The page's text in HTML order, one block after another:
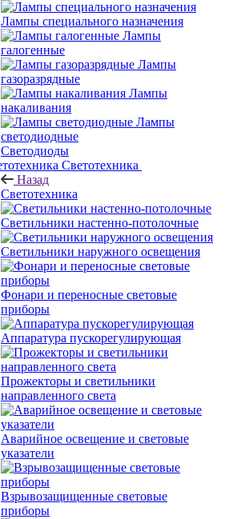
Лампы специального назначения
Лампы
галогенные
Лампы
газоразрядные
Лампы
накаливания
Лампы
светодиодные
Светодиоды
Светотехника
Назад
Светотехника
Светильники настенно-потолочные
Светильники наружного освещения
Фонари и переносные световые
приборы
Аппаратура пускорегулирующая
Прожекторы и светильники
направленного света
Аварийное освещение и световые
указатели
Взрывозащищенные световые
приборы